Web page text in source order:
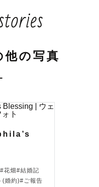
他の写真
花畑#結婚記
(婚約)#ご報告